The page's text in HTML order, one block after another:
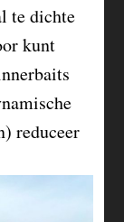
te dichte
kunt
reduceer